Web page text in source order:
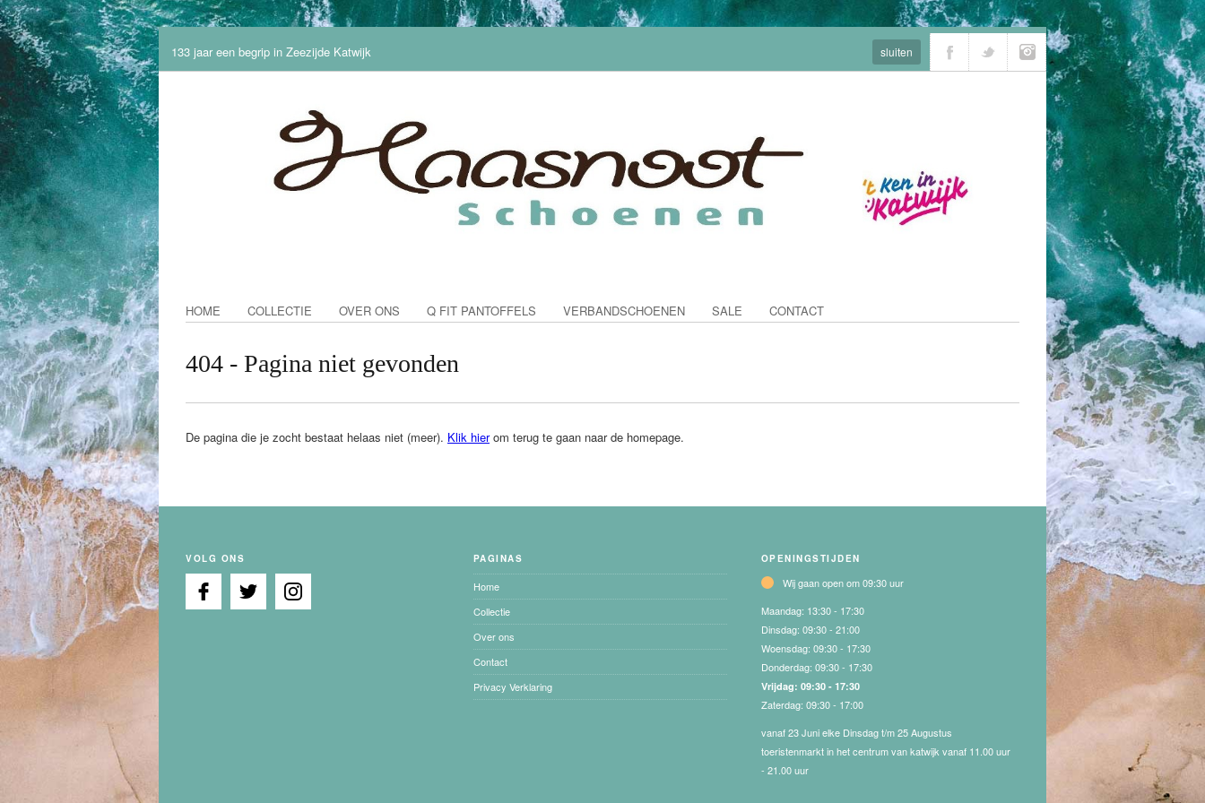
133 jaar een begrip in Zeezijde Katwijk sluiten
HOME COLLECTIE OVER ONS Q FIT PANTOFFELS VERBANDSCHOENEN SALE CONTACT
404 - Pagina niet gevonden
De pagina die je zocht bestaat helaas niet (meer). Klik hierom terug te gaan naar de homepage.
VOLG ONS PAGINAS
Home
Collectie
Over ons
Contact
Privacy Verklaring
OPENINGSTIJDEN
Wij gaan open om 09:30 uur
Maandag: 13:30 - 17:30
Dinsdag: 09:30 - 21:00
Woensdag: 09:30 - 17:30
Donderdag: 09:30 - 17:30
Vrijdag: 09:30 - 17:30
Zaterdag: 09:30 - 17:00
vanaf 23 Juni elke Dinsdag t/m 25 Augustus
toeristenmarkt in het centrum van katwijk vanaf 11.00 uur
- 21.00 uur